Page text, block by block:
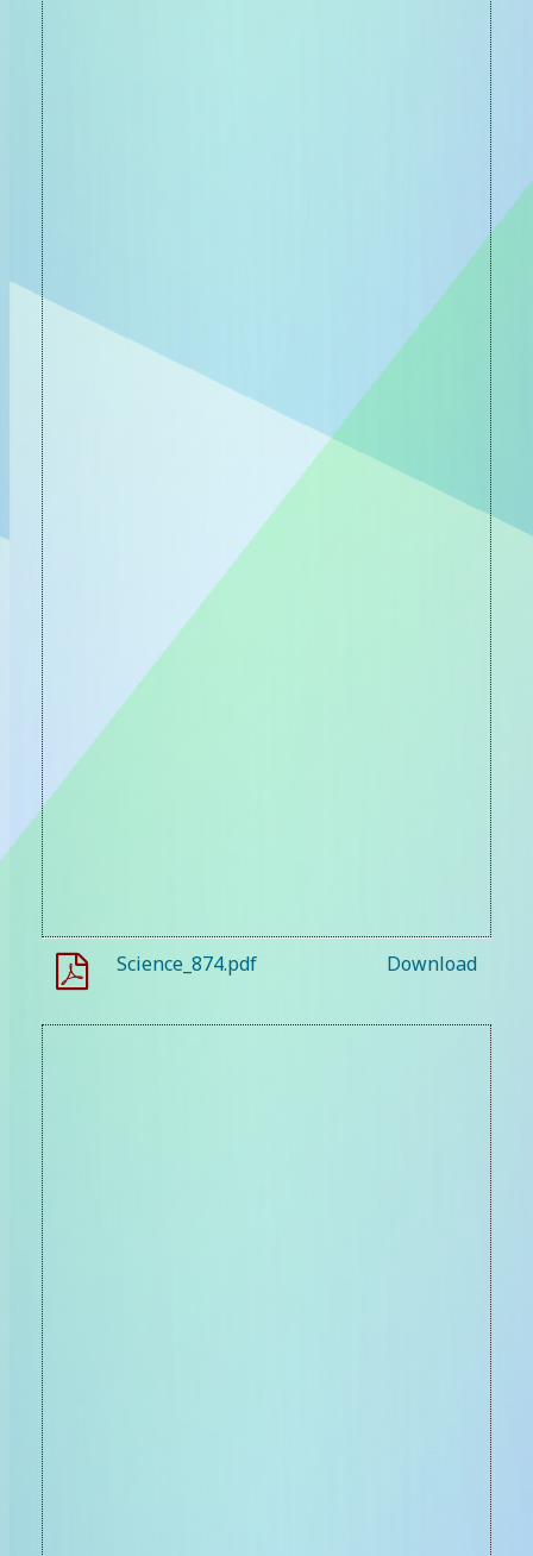
Science_874.pdf Download